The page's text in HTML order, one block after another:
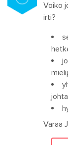
Voiko
irti?
Varaa